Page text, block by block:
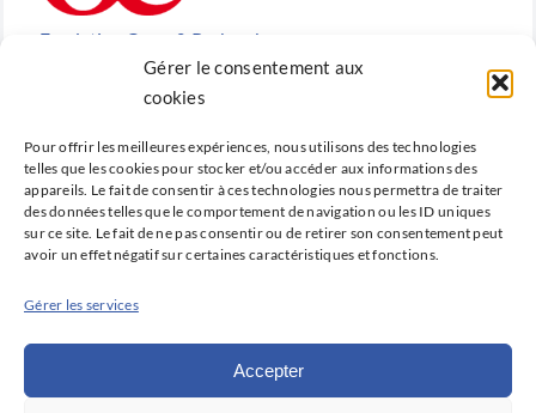
Gérer le consentement aux
cookies
Pour offrir les meilleures expériences, nous utilisons des technologies
telles que les cookies pour stocker et/ou accéder aux informations des
appareils. Le fait de consentir à ces technologies nous permettra de traiter
des données telles que le comportement de navigation ou les ID uniques
sur ce site. Le fait de ne pas consentir ou de retirer son consentement peut
avoir un effet négatif sur certaines caractéristiques et fonctions.
Gérer les services
Accepter
Fondation Cœur & Recherche
Reconnue d’utilité publique, la Fondation Cœur &
créée en 2010 par la SFC.
plateforme d’information et de formation de la SFC.